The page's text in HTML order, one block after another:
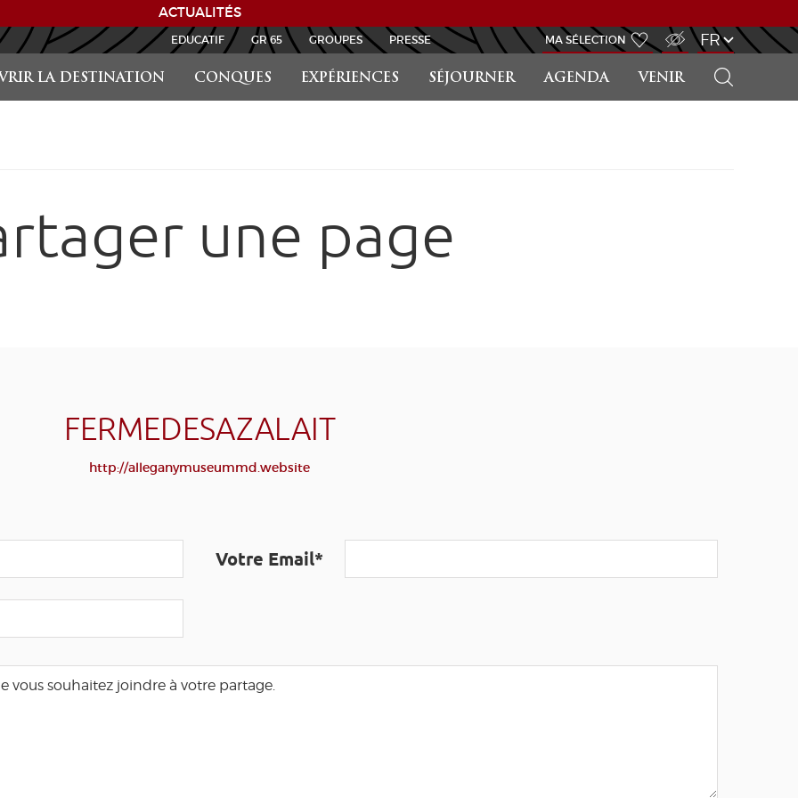
ACTUALITÉS
LA DESTINATION CONQUES EXPÉRIENCES SÉJOURNER AGENDA VENIR
EDUCATIF GR 65 GROUPES PRESSE MA SÉLECTION FR
une page
FERMEDESAZALAIT
http://alleganymuseummd.website
Votre Email*